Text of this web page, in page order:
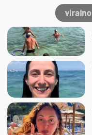
viralno